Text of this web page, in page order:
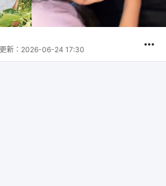
更新： 2026-06-24 17:30